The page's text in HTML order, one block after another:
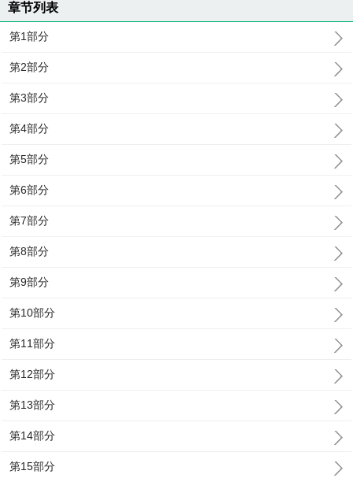
章节列表
第1部分
第2部分
第3部分
第4部分
第5部分
第6部分
第7部分
第8部分
第9部分
第10部分
第11部分
第12部分
第13部分
第14部分
第15部分